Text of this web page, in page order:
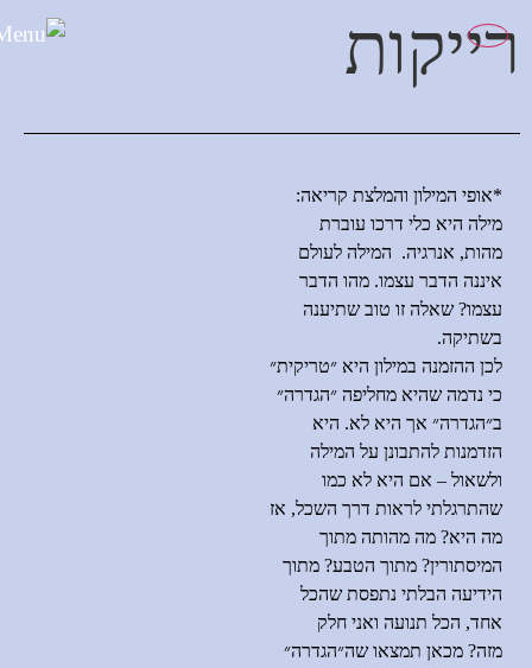
רייקות
*אופי המילון והמלצת קריאה:
מילה היא כלי דרכו עוברת
מהות, אנרגיה. המילה לעולם
איננה הדבר עצמו. מהו הדבר
עצמו? שאלה זו טוב שתיענה
בשתיקה.
לכן ההזמנה במילון היא ״טריקית״
כי נדמה שהיא מחליפה ״הגדרה״
ב״הגדרה״ אך היא לא. היא
הזדמנות להתבונן על המילה
ולשאול – אם היא לא כמו
שהתרגלתי לראות דרך השכל, אז
מה היא? מה מהותה מתוך
המיסתורין? מתוך הטבע? מתוך
הידיעה הבלתי נתפסת שהכל
אחד, הכל תנועה ואני חלק
מזה? מכאן תמצאו שה״הגדרה״